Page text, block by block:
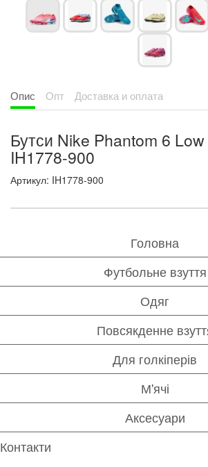
Опис Опт Доставка и оплата
Бутси Nike Phantom 6
IH1778-900
Артикул: IH1778-900
Головна
Футбольне взуття
Одяг
Повсякденне
Для голкіперів
М'ячі
Аксесуари
Контакти